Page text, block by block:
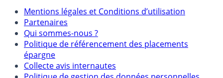
Mentions
Mentions légales et Conditions d’utilisation
Partenaires
Qui sommes-nous ?
Politique de référencement des placements
épargne